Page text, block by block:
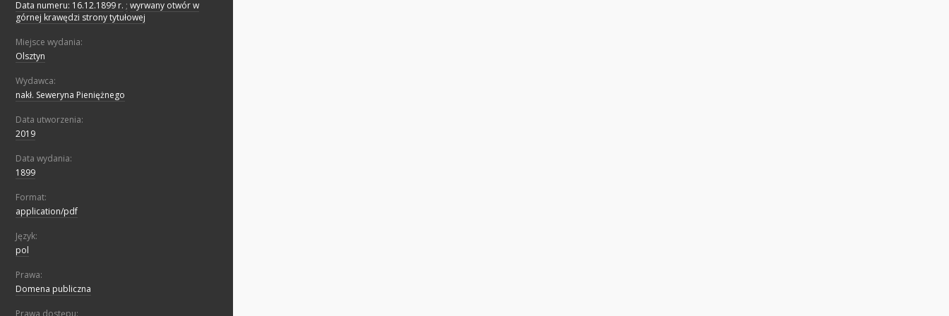
Data numeru: 16.12.1899 r. ; wyrwany otwór w
górnej krawędzi strony tytułowej
Miejsce wydania:
Olsztyn
Wydawca:
nakł. Seweryna Pieniężnego
Data utworzenia:
2019
Data wydania:
1899
Format:
application/pdf
Język:
pol
Prawa:
Domena publiczna